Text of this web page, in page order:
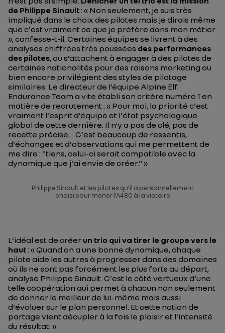
de Philippe Sinault: « Non seulement, je suis très
impliqué dans le choix des pilotes mais je dirais même
que c'est vraiment ce que je préfère dans mon métier
», confesse-t-il. Certaines équipes se livrent à des
analyses chiffrées très poussées des performances
des pilotes, ou s’attachent à engager à des pilotes de
certaines nationalités pour des raisons marketing ou
bien encore privilégient des styles de pilotage
similaires. Le directeur de l’équipe Alpine Elf
Endurance Team a vite établi son critère numéro 1 en
matière de recrutement : « Pour moi, la priorité c'est
vraiment l'esprit d’équipe et l'état psychologique
global de cette dernière. Il n'y a pas de clé, pas de
recette précise… C'est beaucoup de ressentis,
d'échanges et d'observations qui me permettent de
me dire : "tiens, celui-ci serait compatible avec la
dynamique que j'ai envie de créer." »
Philippe Sinault et les pilotes qu’il a personnellement
choisi pour mener l’A480 à la victoire
L’idéal est de créer un trio qui va tirer le groupe vers le
haut: «Quand on a une bonne dynamique, chaque
pilote aide les autres à progresser dans des domaines
où ils ne sont pas forcément les plus forts au départ,
analyse Philippe Sinault. C'est le côté vertueux d’une
telle coopération qui permet à chacun non seulement
de donner le meilleur de lui-même mais aussi
d'évoluer sur le plan personnel. Et cette notion de
partage vient décupler à la fois le plaisir et l'intensité
du résultat. »